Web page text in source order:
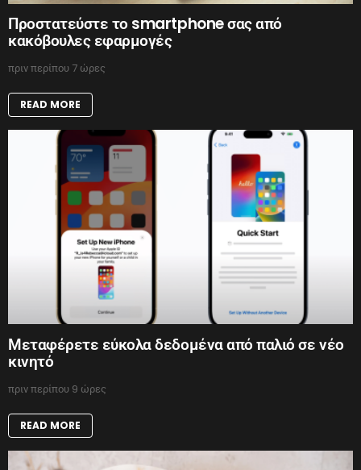
Προστατεύστε το smartphone σας από
κακόβουλες εφαρμογές
πριν περίπου 7 ώρες
READ MORE
Μεταφέρετε εύκολα δεδομένα από παλιό σε νέο
κινητό
πριν περίπου 9 ώρες
READ MORE